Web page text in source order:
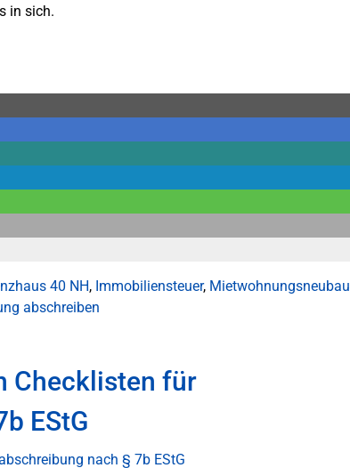
in sich.
40 NH, Immobiliensteuer, Mietwohnungsneubau
abschreiben
Checklisten für
EStG